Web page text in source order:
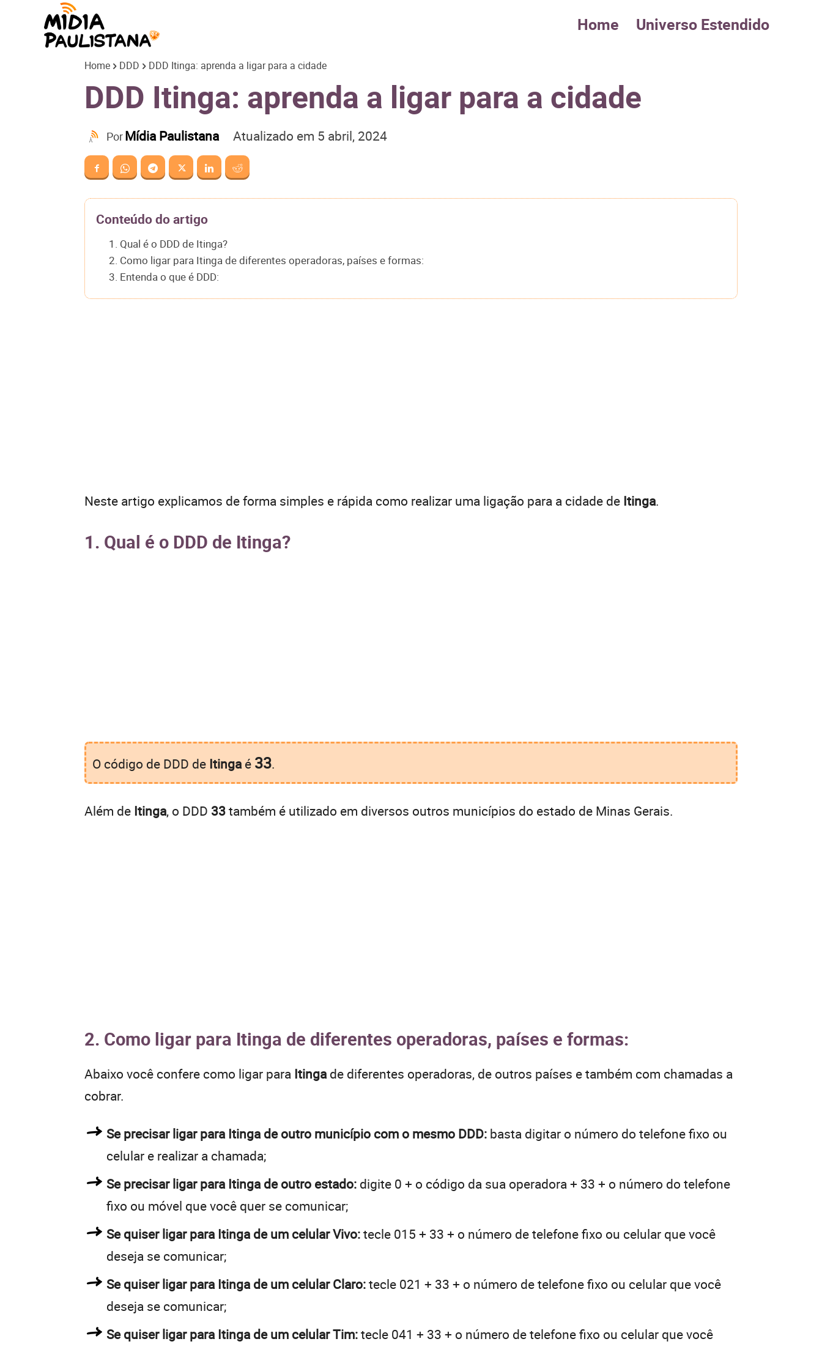
Paulistana
Home Universo Estendido
Home DDD DDD Itinga: aprenda a ligar para a cidade
DDD Itinga: aprenda a ligar para a cidade
PorMídia Paulistana Atualizado em 5 abril, 2024
Conteúdo do artigo
1. Qual é o DDD de Itinga?
2. Como ligar para Itinga de diferentes operadoras, países e formas:
3. Entenda o que é DDD:
Neste artigo explicamos de forma simples e rápida como realizar uma ligação para a cidade de Itinga.
1. Qual é o DDD de Itinga?
O código de DDD de Itingaé 33.
Além de Itinga, o DDD 33também é utilizado em diversos outros municípios do estado de Minas Gerais.
2. Como ligar para Itinga de diferentes operadoras, países e formas:
Abaixo você confere como ligar para Itingade diferentes operadoras, de outros países e também com chamadas a
cobrar.
Se precisar ligar para Itinga de outro município com o mesmo DDD: basta digitar o número do telefone fixo ou
celular e realizar a chamada;
Se precisar ligar para Itinga de outro estado: digite 0 + o código da sua operadora + 33 + o número do telefone
fixo ou móvel que você quer se comunicar;
Se quiser ligar para Itinga de um celular Vivo:tecle 015 + 33 + o número de telefone fixo ou celular que você
deseja se comunicar;
Se quiser ligar para Itinga de um celular Claro:tecle 021 + 33 + o número de telefone fixo ou celular que você
deseja se comunicar;
Se quiser ligar para Itinga de um celular Tim:tecle 041 + 33 + o número de telefone fixo ou celular que você